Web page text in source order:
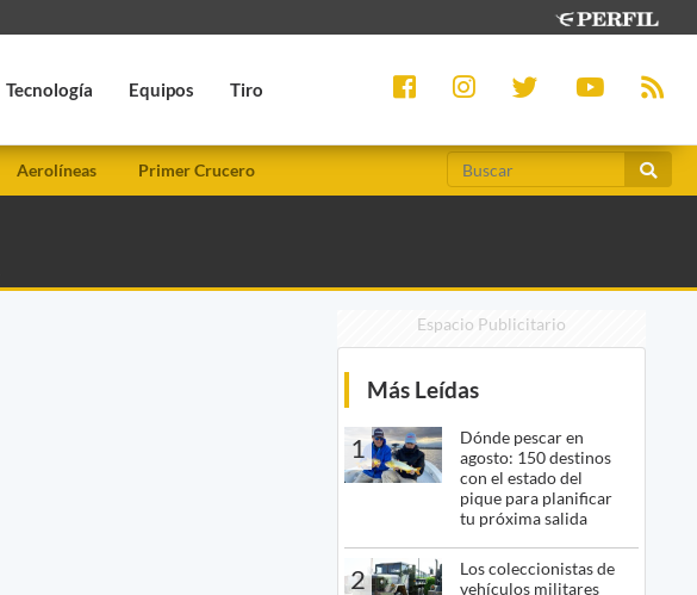
Tecnología Equipos Tiro
Aerolíneas Primer Crucero
Espacio Publicitario
Más Leídas
1
Dónde pescar en
agosto: 150 destinos
con el estado del
pique para planificar
tu próxima salida
2
Los coleccionistas de
vehículos militares